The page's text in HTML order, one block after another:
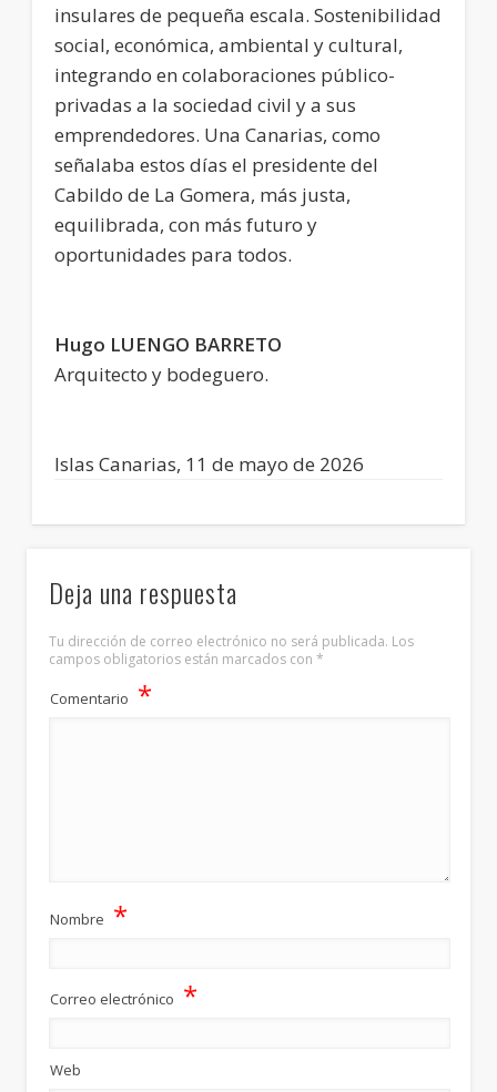
insulares de pequeña escala. Sostenibilidad
social, económica, ambiental y cultural,
integrando en colaboraciones público-
privadas a la sociedad civil y a sus
emprendedores. Una Canarias, como
señalaba estos días el presidente del
Cabildo de La Gomera, más justa,
equilibrada, con más futuro y
oportunidades para todos.
Hugo LUENGO BARRETO
Arquitecto y bodeguero.
Islas Canarias, 11 de mayo de 2026
Deja una respuesta
Tu dirección de correo electrónico no será publicada. Los
campos obligatorios están marcados con*
Comentario *
Nombre *
Correo electrónico *
Web